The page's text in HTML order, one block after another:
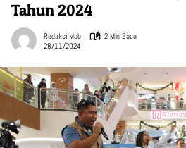
Tahun 2024
Redaksi Msb
2 Min Baca
28/11/2024